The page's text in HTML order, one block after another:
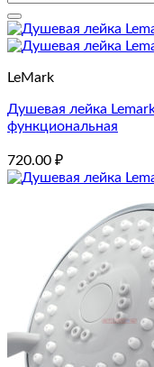
LeMark
Душевая лейка
функциональная
720.00 ₽